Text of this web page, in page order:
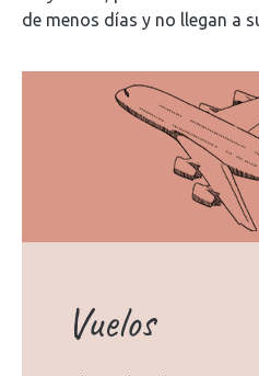
de menos días y no llegan a
Vuelos